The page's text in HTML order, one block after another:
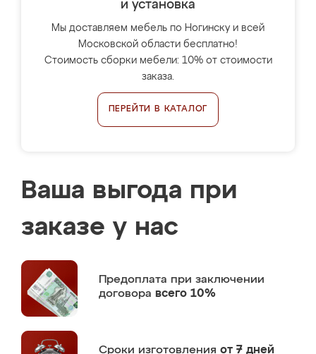
и установка
Мы доставляем мебель по Ногинску и всей
Московской области бесплатно!
Стоимость сборки мебели: 10% от стоимости
заказа.
ПЕРЕЙТИ В КАТАЛОГ
Ваша выгода при
заказе у нас
Предоплата при заключении
договора всего 10%
Сроки изготовления от 7 дней